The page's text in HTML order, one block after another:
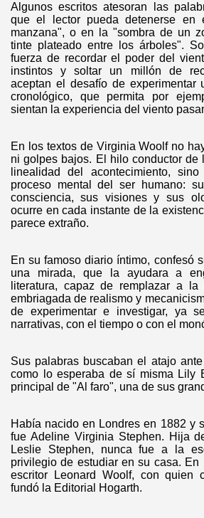
Algunos escritos atesoran las
que el lector pueda detenerse en
manzana", o en la "sombra de un
tinte plateado entre los árboles".
fuerza de recordar el poder del
instintos y soltar un millón de
aceptan el desafío de experimentar
cronológico, que permita por
sientan la experiencia del viento
En los textos de Virginia Woolf no
ni golpes bajos. El hilo conductor de
linealidad del acontecimiento,
proceso mental del ser humano:
consciencia, sus visiones y sus
ocurre en cada instante de la
parece extraño.
En su famoso diario íntimo, confesó
una mirada, que la ayudara a
literatura, capaz de remplazar a la
embriagada de realismo y
de experimentar e investigar, ya
narrativas, con el tiempo o con el
Sus palabras buscaban el atajo
como lo esperaba de sí misma Lily
principal de "Al faro", una de sus
Había nacido en Londres en 1882 y
fue Adeline Virginia Stephen. Hija
Leslie Stephen, nunca fue a la
privilegio de estudiar en su casa. En
escritor Leonard Woolf, con quien
fundó la Editorial Hogarth.